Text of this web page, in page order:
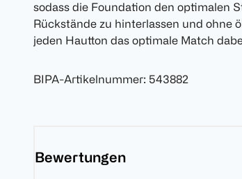
sodass die Foundation den optimalen
Rückstände zu hinterlassen und ohne
jeden Hautton das optimale Match
BIPA-Artikelnummer: 543882
Bewertungen